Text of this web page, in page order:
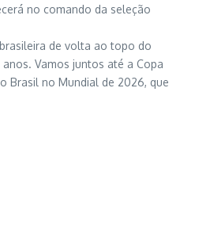
no comando da seleção
de volta ao topo do
Vamos juntos até a Copa
Brasil no Mundial de 2026, que